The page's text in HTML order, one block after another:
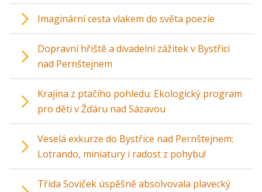
Imaginární cesta vlakem do světa poezie
Dopravní hřiště a divadelní zážitek v Bystřici
nad Pernštejnem
Krajina z ptačího pohledu: Ekologický program
pro děti v Žďáru nad Sázavou
Veselá exkurze do Bystřice nad Pernštejnem:
Lotrando, miniatury i radost z pohybu!
Třída Soviček úspěšně absolvovala plavecký